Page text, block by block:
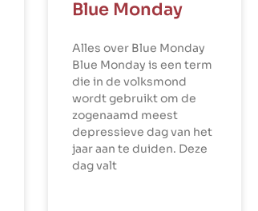
Blue Monday
Alles over Blue Monday
Blue Monday is een term
die in de volksmond
wordt gebruikt om de
zogenaamd meest
depressieve dag van het
jaar aan te duiden. Deze
dag valt